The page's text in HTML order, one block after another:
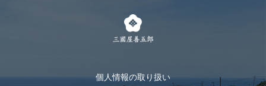
お茶のギフト 個人情報の取り扱い